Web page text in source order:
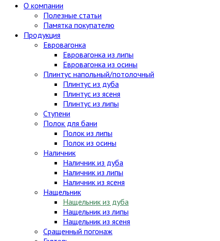
О компании
Полезные статьи
Памятка покупателю
Продукция
Евровагонка
Евровагонка из липы
Евровагонка из осины
Плинтус напольный/потолочный
Плинтус из дуба
Плинтус из ясеня
Плинтус из липы
Ступени
Полок для бани
Полок из липы
Полок из осины
Наличник
Наличник из дуба
Наличник из липы
Наличник из ясеня
Нащельник
Нащельник из дуба
Нащельник из липы
Нащельник из ясеня
Сращенный погонаж